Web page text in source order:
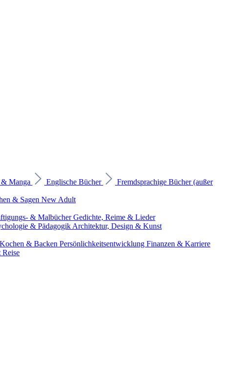
Manga Englische Bücher
Fremdsprachige Bücher (außer
& Sagen New Adult
& MalbücherGedichte, Reime & Lieder
& Pädagogik Architektur, Design & Kunst
Kochen & Backen Persönlichkeitsentwicklung Finanzen & Karriere
Reise